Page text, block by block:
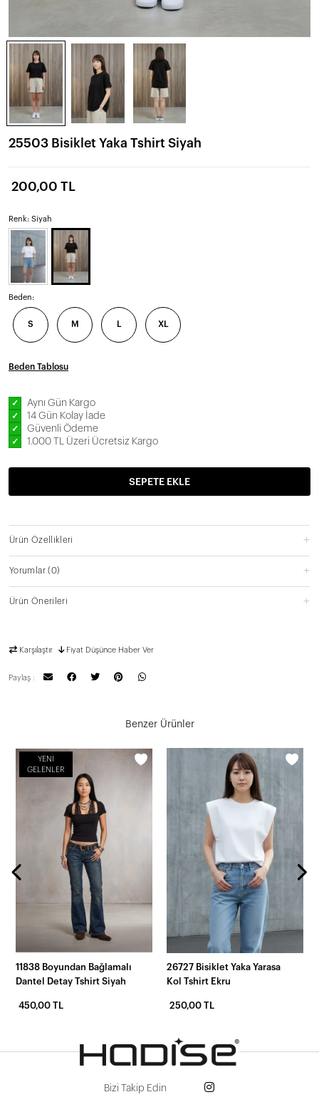
25503 Bisiklet Yaka Tshirt Siyah
200,00 TL
Renk: Siyah
Beden:
S M L XL
Beden Tablosu
SEPETE EKLE
✓ Aynı Gün Kargo
✓ 14 Gün Kolay İade
✓ Güvenli Ödeme
✓ 1.000 TL Üzeri Ücretsiz Kargo
Ürün Özellikleri
Yorumlar(0)
Ürün Önerileri
Karşılaştır Fiyat Düşünce Haber Ver
Paylaş :
Benzer Ürünler
YENI
GELENLER
11838 Boyundan Bağlamalı
Dantel Detay Tshirt Siyah
450,00 TL
26727 Bisiklet Yaka Yarasa
Kol Tshirt Ekru
250,00 TL
Bizi Takip Edin